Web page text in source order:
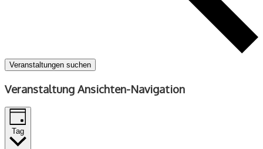
Veranstaltungen suchen
Veranstaltung Ansichten-Navigation
Tag